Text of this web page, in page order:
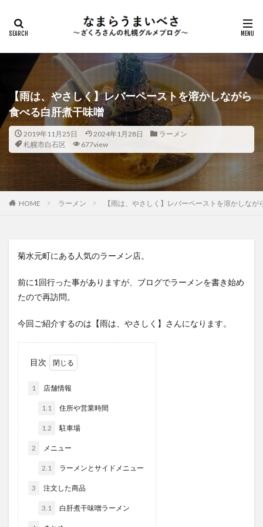
【雨は、やさしく】レバーペーストを溶かしながら
食べる白肝煮干味噌
2019年11月25日 2024年1月28日
ラーメン
札幌市白石区
677view
HOME ラーメン 【雨は、やさしく】レバーペーストを溶かしな
菊水元町にある人気のラーメン店。
前に1回行った事がありますが、ブログでラーメンを書き始め
たので再訪問。
今回ご紹介するのは【雨は、やさしく】さんになります。
目次
1 店舗情報
1.1 住所や営業時間
1.2 駐車場
2 メニュー
2.1 ラーメンとサイドメニュー
3 注文した商品
3.1 白肝煮干味噌ラーメン